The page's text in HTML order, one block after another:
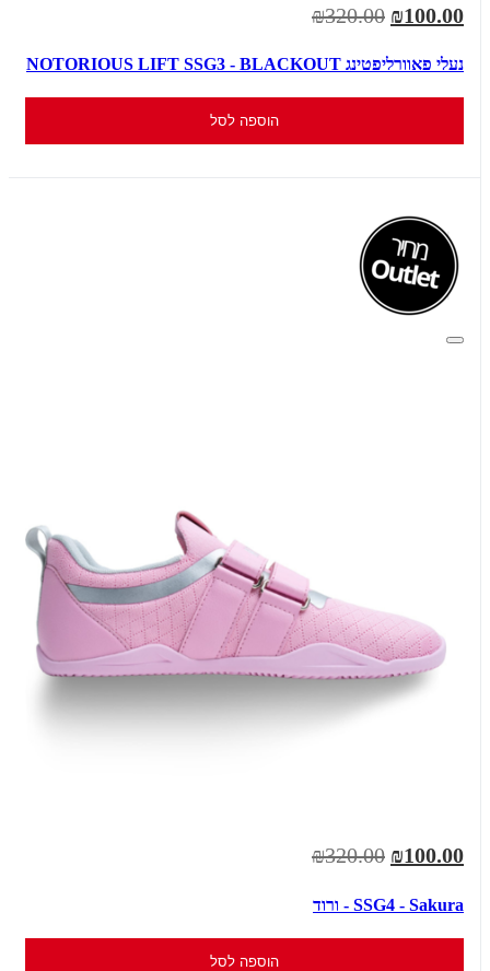
₪100.00
₪320.00
נעלי פאוורליפטינג NOTORIOUS LIFT SSG3 - BLACKOUT
הוספה לסל
₪100.00
₪320.00
SSG4 - Sakura - ורוד
הוספה לסל